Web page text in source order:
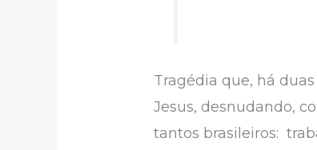
Tragédia que, há
Jesus, desnudando,
tantos brasileiros: